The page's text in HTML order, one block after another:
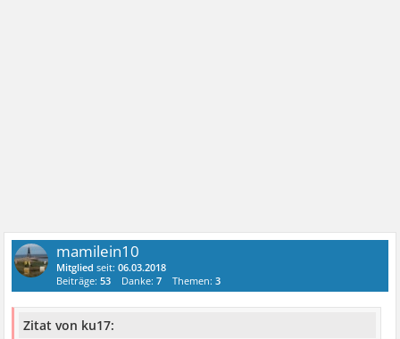
mamilein10
Mitglied seit:06.03.2018
Beiträge:53 Danke:7 Themen:3
Zitat von ku17: